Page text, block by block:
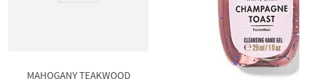
MAHOGANY TEAKWOOD